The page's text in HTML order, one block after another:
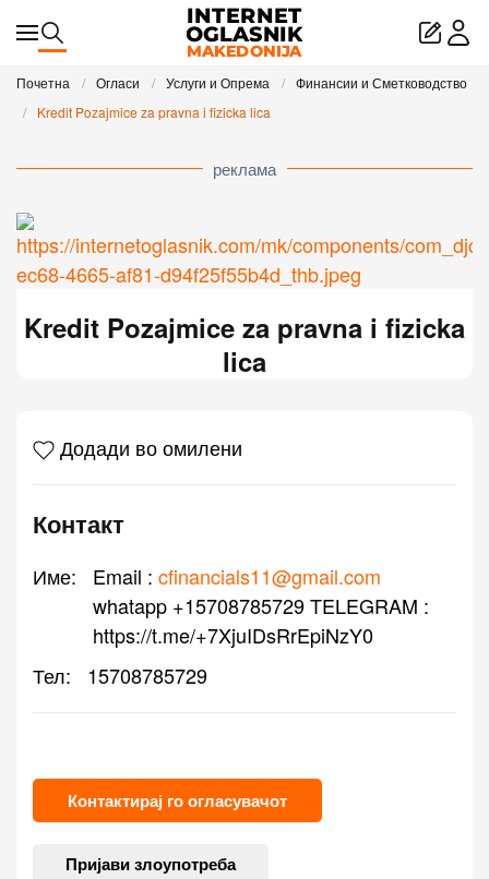
Skip to main content
Почетна Огласи Услуги и Опрема
Финансии и Сметководство
Kredit Pozajmice za pravna i fizicka lica
реклама
Kredit Pozajmice za pravna i fizicka
lica
Додади во омилени
Контакт
Име: Email : cfinancials11@gmail.com
whatapp +15708785729 TELEGRAM :
https://t.me/+7XjuIDsRrEpiNzY0
Тел:
15708785729
Контактирај го огласувачот
Пријави злоупотреба